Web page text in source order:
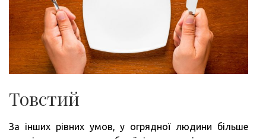
Товстий
За інших рівних умов, у огрядної людини більше